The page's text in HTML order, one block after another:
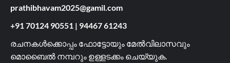
prathibhavam2025@gamil.com
+91 70124 90551 | 94467 61243
രചനകൾക്കൊപ്പം ഫോട്ടോയും മേൽവിലാസവും
മൊബൈൽ നമ്പറും ഉള്ളടക്കം ചെയ്യുക.